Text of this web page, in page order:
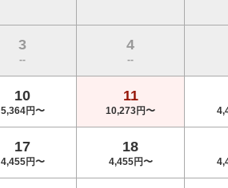
3
--
4
--
10
5,364円〜
11
10,273円〜
17
4,455円〜
18
4,455円〜